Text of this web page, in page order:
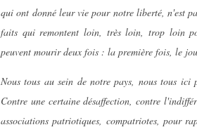
qui ont donné leur vie pour notre liberté, n'est
faits qui remontent loin, très loin, trop loin
peuvent mourir deux fois : la première fois, le
Nous tous au sein de notre pays, nous tous
Contre une certaine désaffection, contre
associations patriotiques, compatriotes, pour